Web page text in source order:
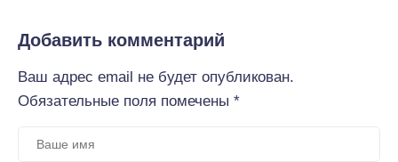
Добавить комментарий
Ваш адрес email не будет опубликован.
Обязательные поля помечены *